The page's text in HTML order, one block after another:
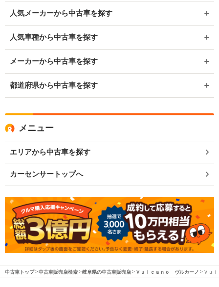
人気メーカーから中古車を探す
人気車種から中古車を探す
メーカーから中古車を探す
都道府県から中古車を探す
メニュー
エリアから中古車を探す
カーセンサートップへ
中古車トップ 中古車販売店検索 岐阜県の中古車販売店 Ｖｕｌｃａｎｏ ヴルカーノ Ｖｕ